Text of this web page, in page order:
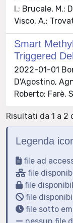
I.; Brucale, M.;
Visco, A.;
Smart
Triggered
2022-01-01
D'Agostino,
Roberto; Farè,
Risultati da 1 a 2
Legenda
file ad
file
file
file
file sotto